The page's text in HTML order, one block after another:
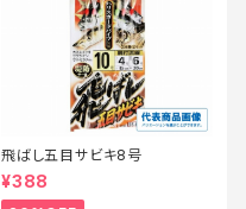
飛ばし五目サビキ8号
¥388